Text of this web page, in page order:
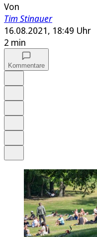
Von
Tim Stinauer
16.08.2021, 18:49 Uhr
2 min
Kommentare